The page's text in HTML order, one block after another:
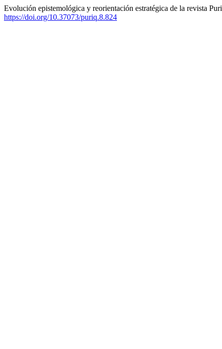
Evolución epistemológica y reorientación estratégica de la revista
https://doi.org/10.37073/puriq.8.824